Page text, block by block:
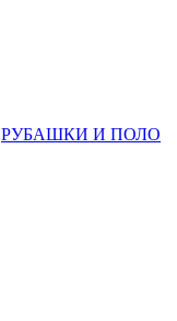
РУБАШКИ И ПОЛО